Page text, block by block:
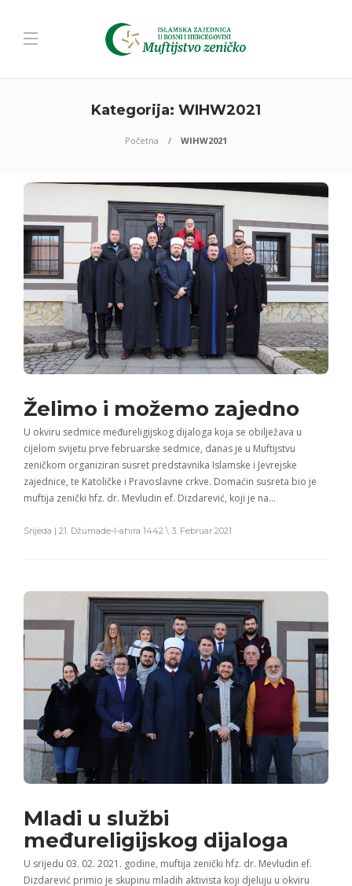
Kategorija: WIHW2021
Početna WIHW2021
Želimo i možemo zajedno
U okviru sedmice međureligijskog dijaloga koja se obilježava u
cijelom svijetu prve februarske sedmice, danas je u Muftijstvu
zeničkom organiziran susret predstavnika Islamske i Jevrejske
zajednice, te Katoličke i Pravoslavne crkve. Domaćin susreta bio je
muftija zenički hfz. dr. Mevludin ef. Dizdarević, koji je na…
Srijeda | 21. Džumade-l-ahira 1442 \ 3. Februar 2021
Mladi u službi
međureligijskog dijaloga
U srijedu 03. 02. 2021. godine, muftija zenički hfz. dr. Mevludin ef.
Dizdarević primio je skupinu mladih aktivista koji djeluju u okviru